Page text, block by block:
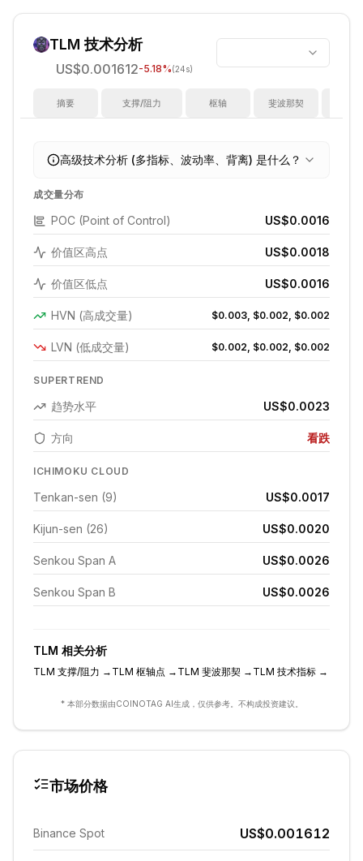
TLM 技术分析
US$0.001612-5.18%(24s)
摘要 支撑/阻力 枢轴 斐波那契
高级技术分析 (多指标、波动率、背离) 是什么？
成交量分布
POC (Point of Control) US$0.0016
价值区高点 US$0.0018
价值区低点 US$0.0016
HVN (高成交量) $0.003, $0.002, $0.002
LVN (低成交量) $0.002, $0.002, $0.002
SUPERTREND
趋势水平 US$0.0023
方向 看跌
ICHIMOKU CLOUD
Tenkan-sen (9) US$0.0017
Kijun-sen (26) US$0.0020
Senkou Span A US$0.0026
Senkou Span B US$0.0026
TLM 相关分析
TLM 支撑/阻力 → TLM 枢轴点 → TLM 斐波那契 → TLM 技术指标 →
* 本部分数据由COINOTAG AI生成，仅供参考。不构成投资建议。
市场价格
Binance Spot US$0.001612